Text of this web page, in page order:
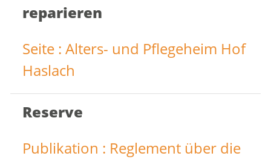
reparieren
Seite : Alters- und Pflegeheim Hof
Haslach
Reserve
Publikation : Reglement über die